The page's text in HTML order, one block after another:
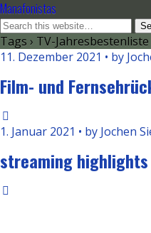
Manafonistas
Tags › TV-Jahresbestenliste
11. Dezember 2021 • by
Film- und
1. Januar 2021 • by Jochen
streaming